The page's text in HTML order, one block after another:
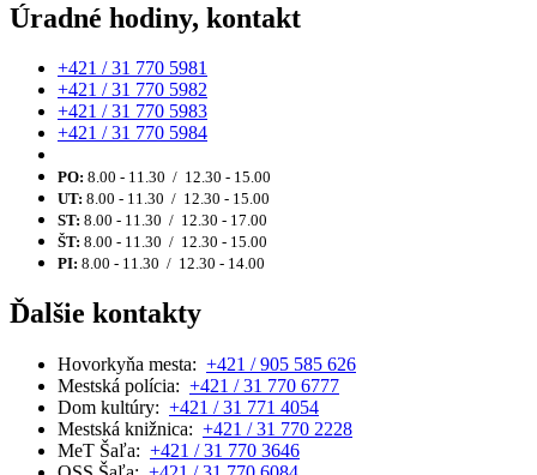
Úradné hodiny, kontakt
+421 / 31 770 5981
+421 / 31 770 5982
+421 / 31 770 5983
+421 / 31 770 5984
PO: 8.00 - 11.30 / 12.30 - 15.00
UT: 8.00 - 11.30 / 12.30 - 15.00
ST: 8.00 - 11.30 / 12.30 - 17.00
ŠT: 8.00 - 11.30 / 12.30 - 15.00
PI: 8.00 - 11.30 / 12.30 - 14.00
Ďalšie kontakty
Hovorkyňa mesta: +421 / 905 585 626
Mestská polícia: +421 / 31 770 6777
Dom kultúry: +421 / 31 771 4054
Mestská knižnica: +421 / 31 770 2228
MeT Šaľa: +421 / 31 770 3646